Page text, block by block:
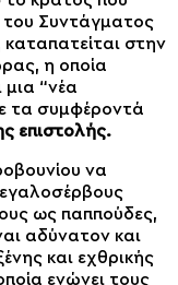
του Συντάγματος
στην
η οποία
“νέα
τα συμφέροντά
επιστολής.
να
ως παππούδες,
αδύνατον και
και εχθρικής
ενώνει τους